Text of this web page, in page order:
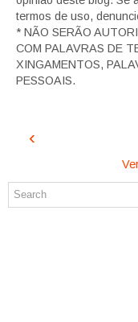
termos de uso,
* NÃO SERÃO
COM PALAVRAS DE
XINGAMENTOS,
PESSOAIS.
‹